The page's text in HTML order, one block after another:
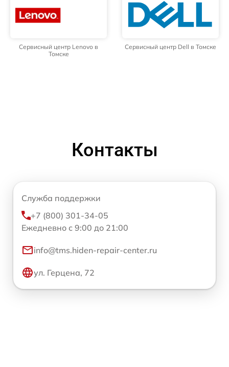
Сервисный центр Lenovo в
Томске
Сервисный центр Dell в Томске
Контакты
Служба поддержки
+7 (800) 301-34-05
Ежедневно с 9:00 до 21:00
info@tms.hiden-repair-center.ru
ул. Герцена, 72